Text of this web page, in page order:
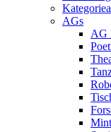
AGs
AG